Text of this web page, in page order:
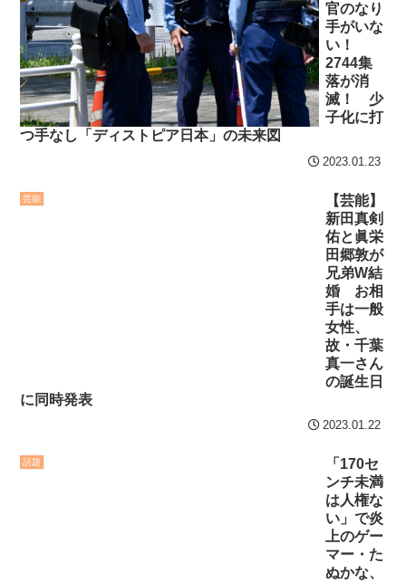
官のなり
手がいな
い！
2744集
落が消
滅！ 少
子化に打
つ手なし「ディストピア日本」の未来図
2023.01.23
芸能
【芸能】
新田真剣
佑と眞栄
田郷敦が
兄弟W結
婚 お相
手は一般
女性、
故・千葉
真一さん
の誕生日
に同時発表
2023.01.22
話題
「170セ
ンチ未満
は人権な
い」で炎
上のゲー
マー・た
ぬかな、